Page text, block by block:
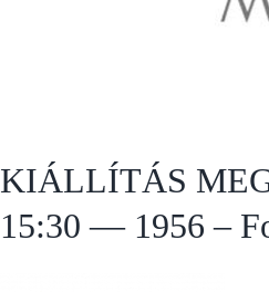
KIÁLLÍTÁS
15:30 — 1956 –